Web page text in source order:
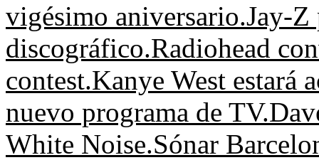
vigésimo aniversario.Jay-Z
discográfico.Radiohead
contest.Kanye West estará
nuevo programa de TV.
White Noise.Sónar